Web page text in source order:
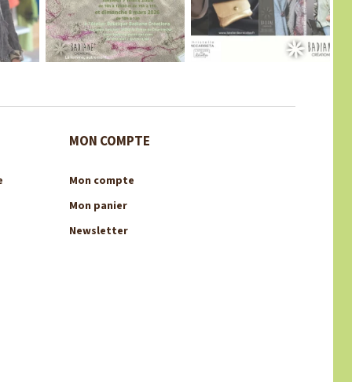
MON COMPTE
Mon compte
Mon panier
Newsletter